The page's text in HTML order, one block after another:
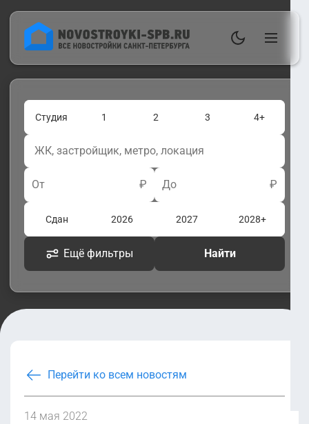
Студия 1 2 3 4+
От ₽ До ₽
Сдан 2026 2027 2028+
Ещё фильтры Найти
Перейти ко всем новостям
14 мая 2022